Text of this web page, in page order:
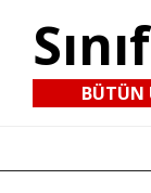
BÜTÜN